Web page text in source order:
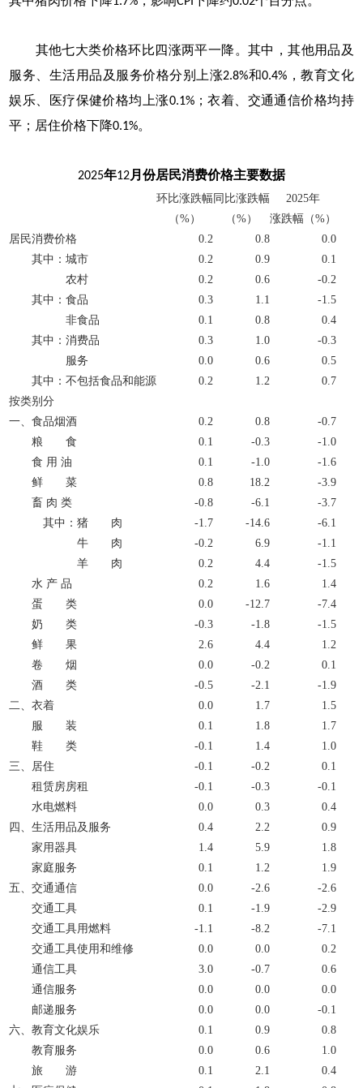
其他七大类价格环比四涨两平一降。其中，其他用品及
服务、生活用品及服务价格分别上涨2.8%和0.4% ，教育文化
娱乐、医疗保健价格均上涨0.1%；衣着、交通通信价格均持
平；居住价格下降0.1%。
2025年12月份居民消费价格主要数据
环比涨跌幅
（%）
同比涨跌幅
（%）
2025年
涨跌幅（%）
居民消费价格
0.2 0.8
0.0
其中：城市
0.2 0.9
0.1
农村
0.2 0.6
-0.2
其中：食品
0.3 1.1
-1.5
非食品
0.1 0.8
0.4
其中：消费品
0.3 1.0
-0.3
服务
0.0 0.6
0.5
其中：不包括食品和能源
0.2 1.2
0.7
按类别分
一、食品烟酒
0.2 0.8
-0.7
粮 食
0.1 -0.3
-1.0
食 用 油
0.1 -1.0
-1.6
鲜 菜
0.8 18.2
-3.9
畜 肉 类
-0.8 -6.1
-3.7
其中：猪 肉
-1.7 -14.6
-6.1
牛 肉
-0.2 6.9
-1.1
羊 肉
0.2 4.4
-1.5
水 产 品
0.2 1.6
1.4
蛋 类
0.0 -12.7
-7.4
奶 类
-0.3 -1.8
-1.5
鲜 果
2.6 4.4
1.2
卷 烟
0.0 -0.2
0.1
酒 类
-0.5 -2.1
-1.9
二、衣着
0.0 1.7
1.5
服 装
0.1 1.8
1.7
鞋 类
-0.1 1.4
1.0
三、居住
-0.1 -0.2
0.1
租赁房房租
-0.1 -0.3
-0.1
水电燃料
0.0 0.3
0.4
四、生活用品及服务
0.4 2.2
0.9
家用器具
1.4 5.9
1.8
家庭服务
0.1 1.2
1.9
五、交通通信
0.0 -2.6
-2.6
交通工具
0.1 -1.9
-2.9
交通工具用燃料
-1.1 -8.2
-7.1
交通工具使用和维修
0.0 0.0
0.2
通信工具
3.0 -0.7
0.6
通信服务
0.0 0.0
0.0
邮递服务
0.0 0.0
-0.1
六、教育文化娱乐
0.1 0.9
0.8
教育服务
0.0 0.6
1.0
旅 游
0.1 2.1
0.4